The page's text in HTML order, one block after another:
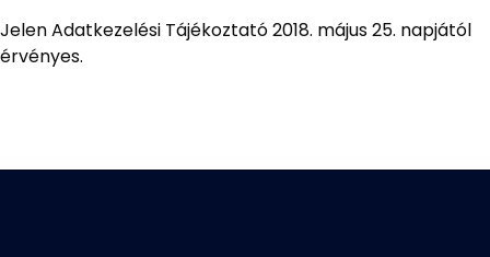
Jelen Adatkezelési Tájékoztató 2018. május 25. napjától
érvényes.